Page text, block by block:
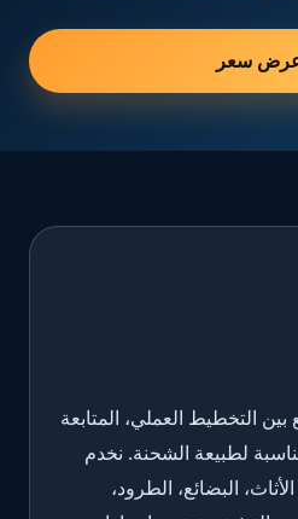
سعر
التخطيط العملي، المتابعة
لطبيعة الشحنة. نخدم
البضائع، الطرود،